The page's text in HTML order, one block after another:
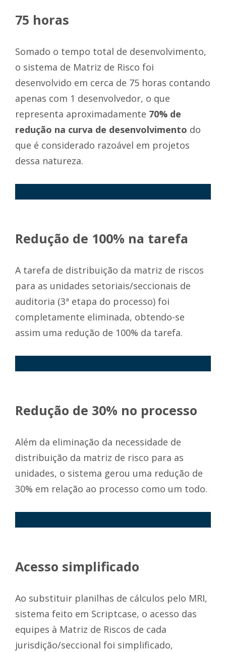
75 horas
Somado o tempo total de desenvolvimento,
o sistema de Matriz de Risco foi
desenvolvido em cerca de 75 horas contando
apenas com 1 desenvolvedor, o que
representa aproximadamente 70% de
redução na curva de desenvolvimento do
que é considerado razoável em projetos
dessa natureza.
Redução de 100% na tarefa
A tarefa de distribuição da matriz de riscos
para as unidades setoriais/seccionais de
auditoria (3ª etapa do processo) foi
completamente eliminada, obtendo-se
assim uma redução de 100% da tarefa.
Redução de 30% no processo
Além da eliminação da necessidade de
distribuição da matriz de risco para as
unidades, o sistema gerou uma redução de
30% em relação ao processo como um todo.
Acesso simplificado
Ao substituir planilhas de cálculos pelo MRI,
sistema feito em Scriptcase, o acesso das
equipes à Matriz de Riscos de cada
jurisdição/seccional foi simplificado,